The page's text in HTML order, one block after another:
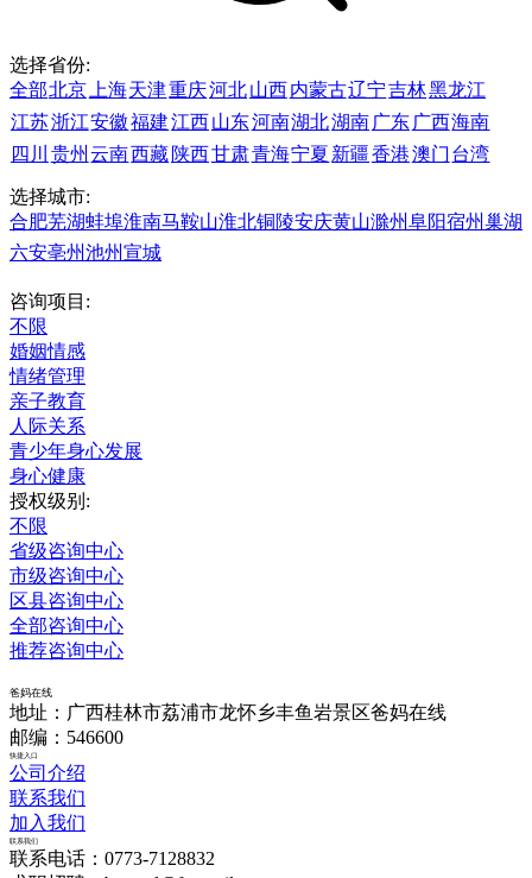
选择省份:
全部北京 上海天津重庆河北山西内蒙古辽宁吉林黑龙江
江苏浙江安徽福建江西山东河南湖北湖南 广东 广西海南
四川
贵州 云南西藏 陕西甘肃青海宁夏 新疆香港澳门 台湾
选择城市:
合肥芜湖蚌埠淮南马鞍山淮北铜陵安庆黄山滁州阜阳宿州巢湖
六安亳州池州宣城
咨询项目:
不限
婚姻情感
情绪管理
亲子教育
人际关系
青少年身心发展
身心健康
授权级别:
不限
省级咨询中心
市级咨询中心
区县咨询中心
全部咨询中心
推荐咨询中心
爸妈在线
地址：广西桂林市荔浦市龙怀乡丰鱼岩景区爸妈在线
邮编：546600
快捷入口
公司介绍
联系我们
加入我们
联系我们
联系电话：0773-7128832